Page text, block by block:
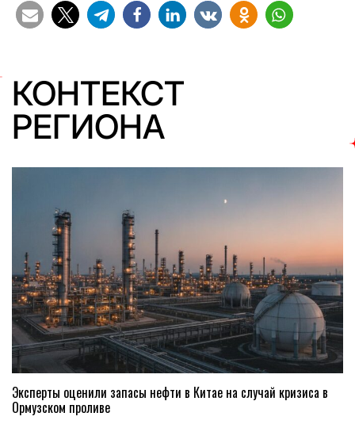
КОНТЕКСТ
РЕГИОНА
Эксперты оценили запасы нефти в Китае на случай кризиса в
Ормузском проливе